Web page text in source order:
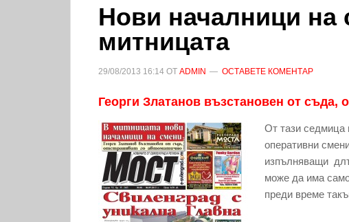
Нови началници на
митницата
29/08/2013 16:14 ОТ ADMIN ОСТАВЕТЕ КОМЕНТАР
Георги Златанов възстановен от съда,
От тази седмица
оперативни
изпълняващи
може да има
преди време